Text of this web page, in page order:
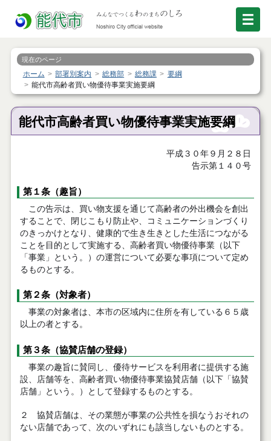
現在のページ
ホーム 部署別案内 総務部 総務課
要綱
能代市高齢者買い物優待事業実施要綱
能代市高齢者買い物優待事業実施要綱
平成３０年９月２８日
告示第１４０号
第１条（趣旨）
この告示は、買い物支援を通じて高齢者の外出機会を創出
することで、閉じこもり防止や、コミュニケーションづくり
のきっかけとなり、健康的で生き生きとした生活につながる
ことを目的として実施する、高齢者買い物優待事業（以下
「事業」という。）の運営について必要な事項について定め
るものとする。
第２条（対象者）
事業の対象者は、本市の区域内に住所を有している６５歳
以上の者とする。
第３条（協賛店舗の登録）
事業の趣旨に賛同し、優待サービスを利用者に提供する施
設、店舗等を、高齢者買い物優待事業協賛店舗（以下「協賛
店舗」という。）として登録するものとする。
２ 協賛店舗は、その業態が事業の公共性を損なうおそれの
ない店舗であって、次のいずれにも該当しないものとする。